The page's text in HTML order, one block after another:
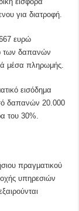
για διατροφή.
ευρώ
των δαπανών
μέσα πληρωμής.
εισόδημα
δαπανών 20.000
του 30%.
πραγματικού
υπηρεσιών